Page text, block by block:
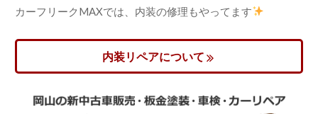
カーフリークMAXでは、内装の修理もやってます
内装リペアについて